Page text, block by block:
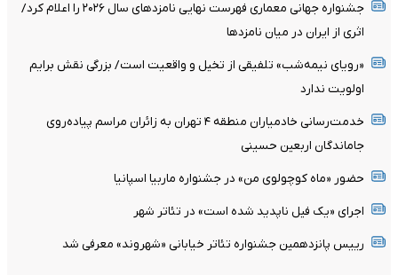
جشنواره جهانی معماری فهرست نهایی نامزدهای سال ۲۰۲۶ را اعلام کرد/
اثری از ایران در میان نامزدها
«رویای نیمه‌شب» تلفیقی از تخیل و واقعیت است/ بزرگی نقش برایم
اولویت ندارد
خدمت‌رسانی خادمیاران منطقه ۴ تهران به زائران مراسم پیاده‌روی
جاماندگان اربعین حسینی
حضور «ماه کوچولوی من» در جشنواره ماربیا اسپانیا
اجرای «یک فیل ناپدید شده است» در تئاتر شهر
رییس پانزدهمین جشنواره تئاتر خیابانی «شهروند» معرفی شد